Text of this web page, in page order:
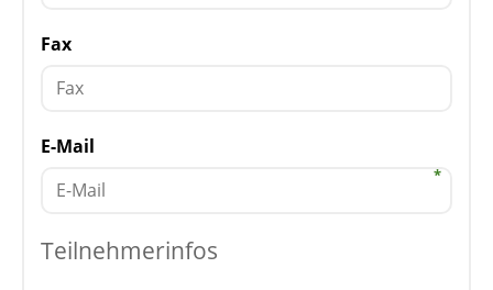
Fax
E-Mail
Teilnehmerinfos